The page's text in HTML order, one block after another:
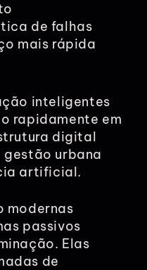
de falhas
mais rápida
inteligentes
rapidamente em
digital
urbana
artificial.
modernas
passivos
Elas
de